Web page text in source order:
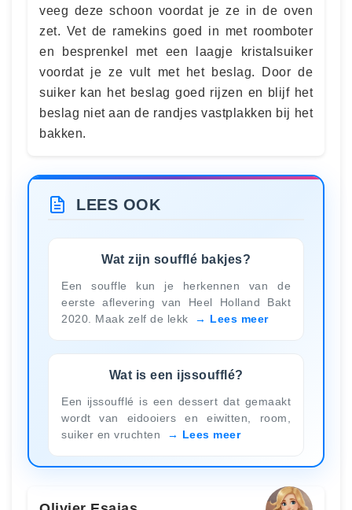
veeg deze schoon voordat je ze in de oven
zet. Vet de ramekins goed in met roomboter
en besprenkel met een laagje kristalsuiker
voordat je ze vult met het beslag. Door de
suiker kan het beslag goed rijzen en blijf het
beslag niet aan de randjes vastplakken bij het
bakken.
LEES OOK
Wat zijn soufflé bakjes?
Een souffle kun je herkennen van de
eerste aflevering van Heel Holland Bakt
2020. Maak zelf de lekk
Lees meer
Wat is een ijssoufflé?
Een ijssoufflé is een dessert dat gemaakt
wordt van eidooiers en eiwitten, room,
suiker en vruchten
Lees meer